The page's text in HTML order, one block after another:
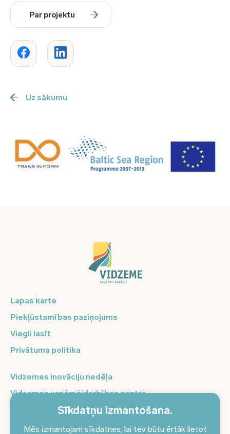
Sīkdatņu izmantošana.
Mēs izmantojam sīkdatnes, lai tev būtu ērtāk lietot
Par projektu
Uz sākumu
Lapas karte
Piekļūstamības paziņojums
Viegli lasīt
Privātuma politika
Vidzemes inovāciju nedēļa
Vidzemes uzņēmējdarbības centrs
Balso Vidzeme
Pierakstieties jaunumiem un saņemiet aktuālākos